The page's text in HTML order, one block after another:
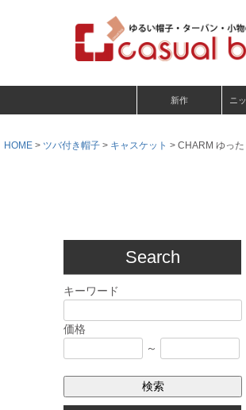
新作 ニ
HOME ツバ付き帽子 キャスケット CHARM ゆっ
Search
キーワード
価格
～
検索